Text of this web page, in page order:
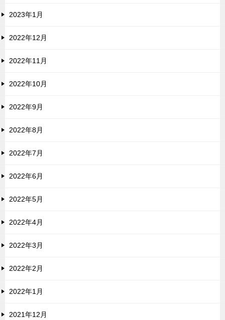
2023年1月
2022年12月
2022年11月
2022年10月
2022年9月
2022年8月
2022年7月
2022年6月
2022年5月
2022年4月
2022年3月
2022年2月
2022年1月
2021年12月